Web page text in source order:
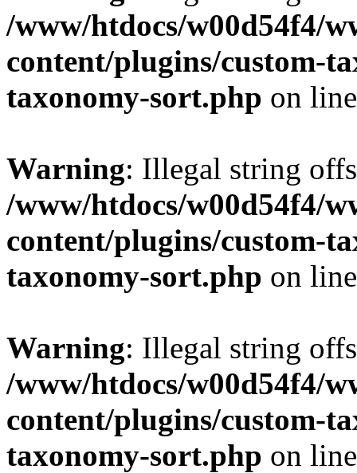
/www/htdocs/w00d54f4/
content/plugins/custom-
taxonomy-sort.php on
Warning: Illegal string
/www/htdocs/w00d54f4/
content/plugins/custom-
taxonomy-sort.php on
Warning: Illegal string
/www/htdocs/w00d54f4/
content/plugins/custom-
taxonomy-sort.php on